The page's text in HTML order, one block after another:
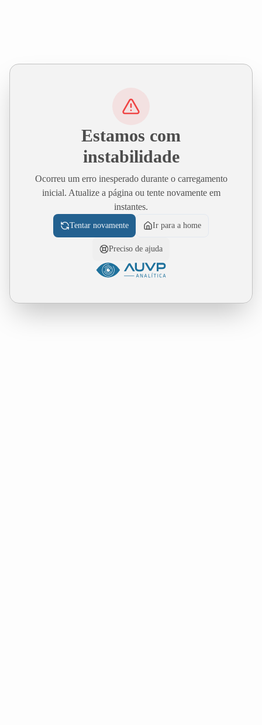
Estamos com
instabilidade
Ocorreu um erro inesperado durante o carregamento
inicial. Atualize a página ou tente novamente em
instantes.
Tentar novamente Ir para a home
Preciso de ajuda